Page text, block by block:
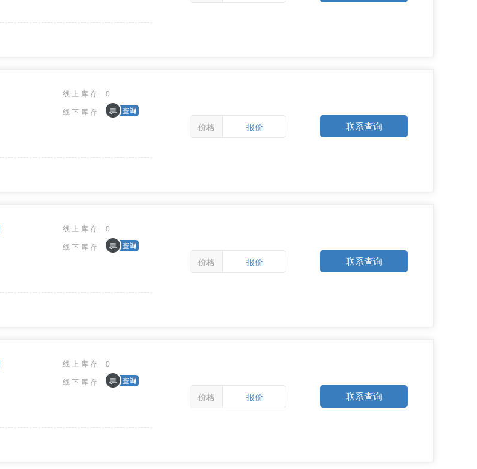
线上库存 0
线下库存
价格 报价 联系查询
线上库存 0
线下库存
价格 报价 联系查询
线上库存 0
线下库存
价格 报价 联系查询